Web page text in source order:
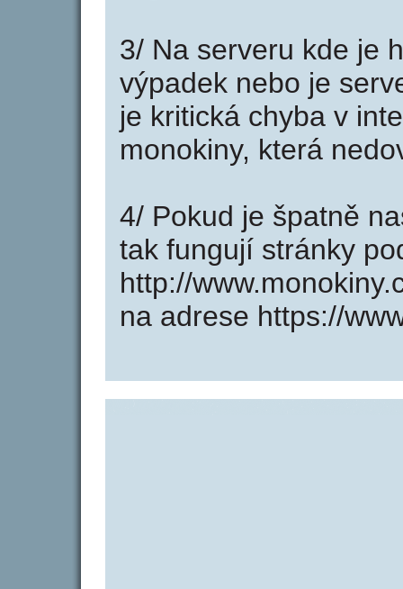
3/ Na serveru kde je
výpadek nebo je
je kritická chyba v
monokiny, která
4/ Pokud je špatně
tak fungují stránky
http://
na adrese https://